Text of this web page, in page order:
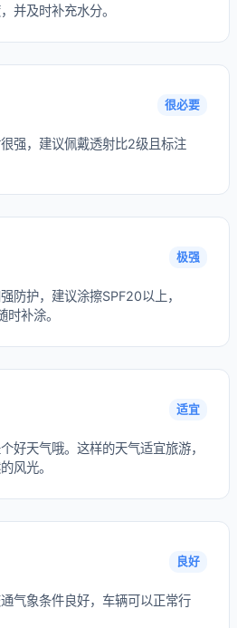
并及时补充水分。
很必要
强，建议佩戴透射比2级且标注
极强
防护，建议涂擦SPF20以上，
补涂。
适宜
好天气哦。这样的天气适宜旅游，
风光。
良好
气象条件良好，车辆可以正常行